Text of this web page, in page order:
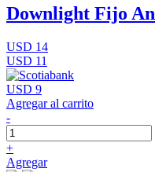
Downlight Fijo
USD 14
USD 11
USD 9
Agregar al carrito
-
+
Agregar